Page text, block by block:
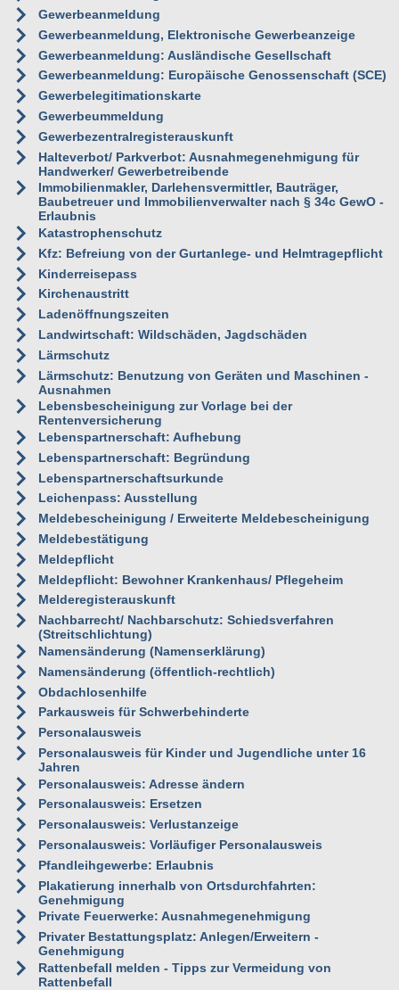
Gewerbeanmeldung
Gewerbeanmeldung, Elektronische Gewerbeanzeige
Gewerbeanmeldung: Ausländische Gesellschaft
Gewerbeanmeldung: Europäische Genossenschaft (SCE)
Gewerbelegitimationskarte
Gewerbeummeldung
Gewerbezentralregisterauskunft
Halteverbot/ Parkverbot: Ausnahmegenehmigung für
Handwerker/ Gewerbetreibende
Immobilienmakler, Darlehensvermittler, Bauträger,
Baubetreuer und Immobilienverwalter nach § 34c GewO -
Erlaubnis
Katastrophenschutz
Kfz: Befreiung von der Gurtanlege- und Helmtragepflicht
Kinderreisepass
Kirchenaustritt
Ladenöffnungszeiten
Landwirtschaft: Wildschäden, Jagdschäden
Lärmschutz
Lärmschutz: Benutzung von Geräten und Maschinen -
Ausnahmen
Lebensbescheinigung zur Vorlage bei der
Rentenversicherung
Lebenspartnerschaft: Aufhebung
Lebenspartnerschaft: Begründung
Lebenspartnerschaftsurkunde
Leichenpass: Ausstellung
Meldebescheinigung / Erweiterte Meldebescheinigung
Meldebestätigung
Meldepflicht
Meldepflicht: Bewohner Krankenhaus/ Pflegeheim
Melderegisterauskunft
Nachbarrecht/ Nachbarschutz: Schiedsverfahren
(Streitschlichtung)
Namensänderung (Namenserklärung)
Namensänderung (öffentlich-rechtlich)
Obdachlosenhilfe
Parkausweis für Schwerbehinderte
Personalausweis
Personalausweis für Kinder und Jugendliche unter 16
Jahren
Personalausweis: Adresse ändern
Personalausweis: Ersetzen
Personalausweis: Verlustanzeige
Personalausweis: Vorläufiger Personalausweis
Pfandleihgewerbe: Erlaubnis
Plakatierung innerhalb von Ortsdurchfahrten:
Genehmigung
Private Feuerwerke: Ausnahmegenehmigung
Privater Bestattungsplatz: Anlegen/Erweitern -
Genehmigung
Rattenbefall melden - Tipps zur Vermeidung von
Rattenbefall